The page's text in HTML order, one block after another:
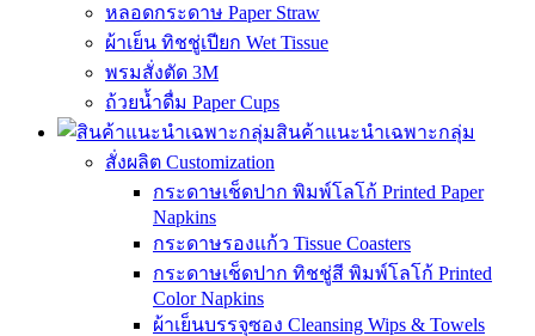
หลอดกระดาษ Paper Straw
ผ้าเย็น ทิชชู่เปียก Wet Tissue
พรมสั่งตัด 3M
ถ้วยน้ำดื่ม Paper Cups
สินค้าแนะนำเฉพาะกลุ่ม
สั่งผลิต Customization
กระดาษเช็ดปาก พิมพ์โลโก้ Printed Paper
Napkins
กระดาษรองแก้ว Tissue Coasters
กระดาษเช็ดปาก ทิชชู่สี พิมพ์โลโก้ Printed
Color Napkins
ผ้าเย็นบรรจุซอง Cleansing Wips & Towels